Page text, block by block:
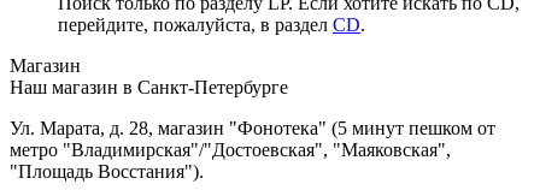
перейдите, пожалуйста, в раздел CD.
Магазин
Наш магазин в Санкт-Петербурге
Ул. Марата, д. 28, магазин "Фонотека" (5 минут пешком от
метро "Владимирская"/"Достоевская", "Маяковская",
"Площадь Восстания").